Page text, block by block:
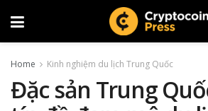
Home Kinh nghiệm du lịch Trung Quốc
Đặc sản Trung